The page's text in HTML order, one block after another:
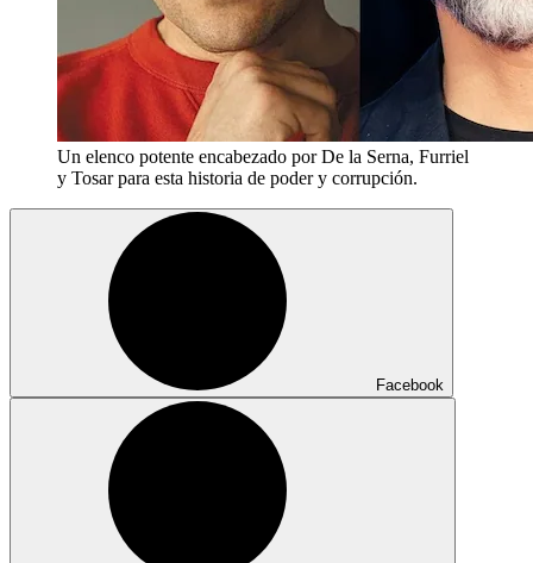
Un elenco potente encabezado por De la Serna, Furriel
y Tosar para esta historia de poder y corrupción.
Facebook